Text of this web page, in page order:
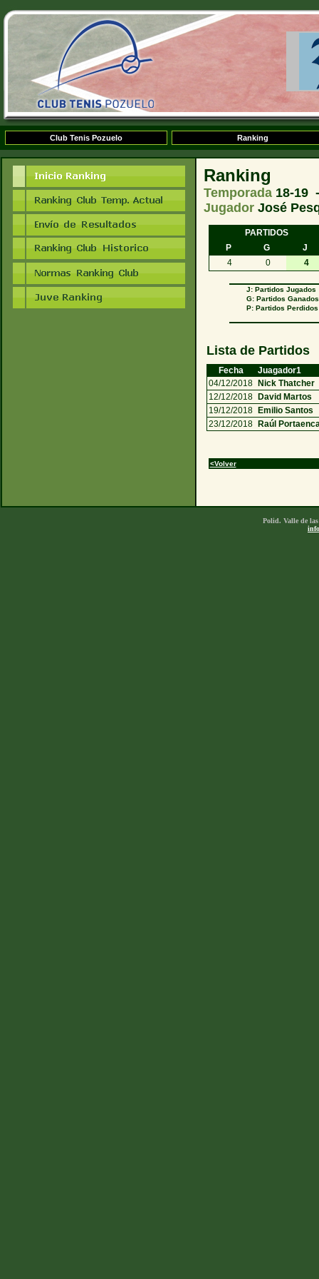
Club Tenis Pozuelo Ranking
Ranking
Temporada 18-19
Jugador José
PARTIDOS
P
G
J
4
0 4
J: Partidos Jugados
G: Partidos
P: Partidos Perdidos
Lista de Partidos
Fecha
Juagador1
04/12/2018
Nick Thatcher
12/12/2018
David Martos
19/12/2018
Emilio Santos
23/12/2018
Raúl
<Volver
Polid. Valle de